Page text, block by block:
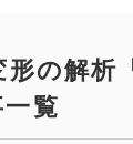
の解析
覧